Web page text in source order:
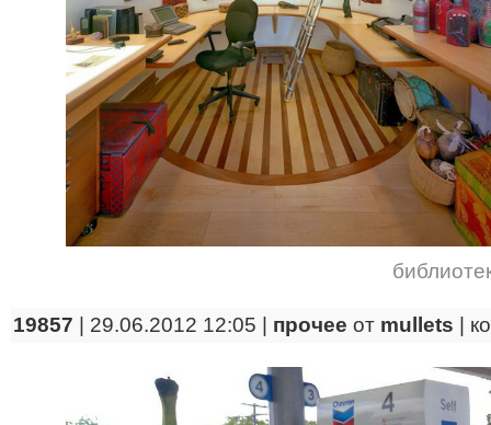
19857 | 29.06.2012 12:05 | прочее от mullets